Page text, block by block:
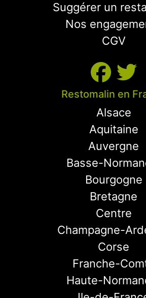
Suggérer un
Nos
CGV
Restomalin en
Alsace
Aquitaine
Auvergne
Basse-
Bourgogne
Bretagne
Centre
Champagne-
Corse
Franche-
Haute-